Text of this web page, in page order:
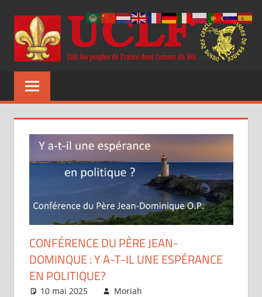
contenu
Unir
de
l'amour
CONFÉRENCE DU PÈRE JEAN-
DOMINQUE : Y A-T-IL UNE ESPÉRANCE
EN POLITIQUE?
10 mai 2025 Moriah